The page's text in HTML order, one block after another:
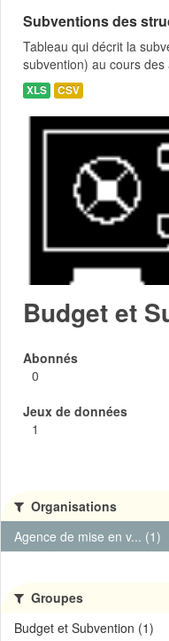
Subventions des
Tableau qui décrit la
subvention) au cours
XLS CSV
Budget et
Abonnés
0
Jeux de données
1
Organisations
Agence de mise en v... (1)
Groupes
Budget et Subvention (1)